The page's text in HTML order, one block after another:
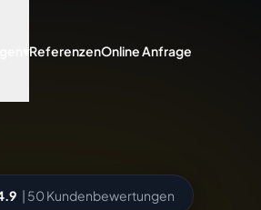
ReferenzenOnline Anfrage
| 50 Kundenbewertungen